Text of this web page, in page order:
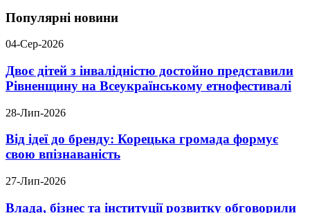
Популярні новини
04-Сер-2026
Двоє дітей з інвалідністю достойно представили
Рівненщину на Всеукраїнському етнофестивалі
28-Лип-2026
Від ідеї до бренду: Корецька громада формує
свою впізнаваність
27-Лип-2026
Влада, бізнес та інституції розвитку обговорили